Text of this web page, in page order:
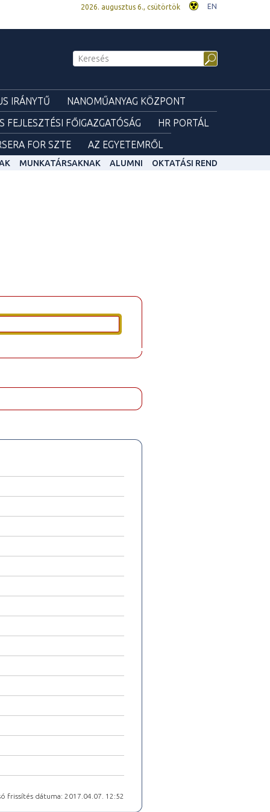
2026. augusztus 6., csütörtök EN
IRÁNYTŰ
NANOMŰANYAG KÖZPONT
FEJLESZTÉSI FŐIGAZGATÓSÁG
HR PORTÁL
FOR SZTE AZ EGYETEMRŐL
MUNKATÁRSAKNAK ALUMNI OKTATÁSI REND
frissítés dátuma: 2017.04.07. 12:52